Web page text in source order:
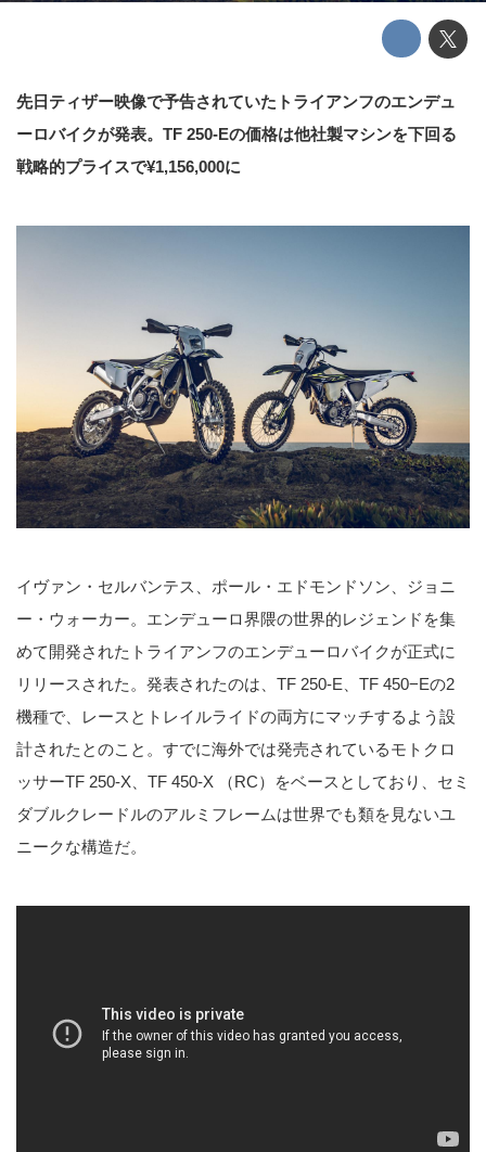
先日ティザー映像で予告されていたトライアンフのエンデュ
ーロバイクが発表。TF 250-Eの価格は他社製マシンを下回る
戦略的プライスで¥1,156,000に
イヴァン・セルバンテス、ポール・エドモンドソン、ジョニ
ー・ウォーカー。エンデューロ界隈の世界的レジェンドを集
めて開発されたトライアンフのエンデューロバイクが正式に
リリースされた。発表されたのは、TF 250-E、TF 450−Eの2
機種で、レースとトレイルライドの両方にマッチするよう設
計されたとのこと。すでに海外では発売されているモトクロ
ッサーTF 250-X、TF 450-X （RC）をベースとしており、セミ
ダブルクレードルのアルミフレームは世界でも類を見ないユ
ニークな構造だ。